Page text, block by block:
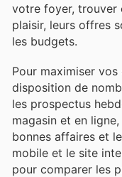
votre foyer, trouver
plaisir, leurs offres
les budgets.
Pour maximiser
disposition de
les prospectus
magasin et en
bonnes affaires et
mobile et le site
pour comparer les